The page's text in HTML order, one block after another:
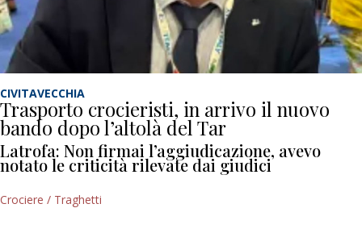
CIVITAVECCHIA
Trasporto crocieristi, in arrivo il nuovo
bando dopo l’altolà del Tar
Latrofa: Non firmai l’aggiudicazione, avevo
notato le criticità rilevate dai giudici
Crociere / Traghetti